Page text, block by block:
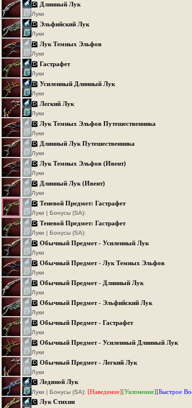
Длинный Лук
Луки
Эльфийский Лук
Луки
Лук Темных Эльфов
Луки
Гастрафет
Луки
Усиленный Длинный Лук
Луки
Легкий Лук
Луки
Лук Темных Эльфов Путешественника
Луки
Длинный Лук Путешественника
Луки
Лук Темных Эльфов (Ивент)
Луки
Длинный Лук (Ивент)
Луки
Теневой Предмет: Гастрафет
Луки | Бонусы (SA):
Теневой Предмет: Гастрафет
Луки | Бонусы (SA):
Обычный Предмет - Усиленный Лук
Луки
Обычный Предмет - Лук Темных Эльфов
Луки
Обычный Предмет - Длинный Лук
Луки
Обычный Предмет - Эльфийский Лук
Луки
Обычный Предмет - Гастрафет
Луки
Обычный Предмет - Усиленный Длинный Лук
Луки
Обычный Предмет - Легкий Лук
Луки
Ледяной Лук
Луки | Бонусы (SA): [Наведение][Уклонение][Быстрое
Лук Стихии